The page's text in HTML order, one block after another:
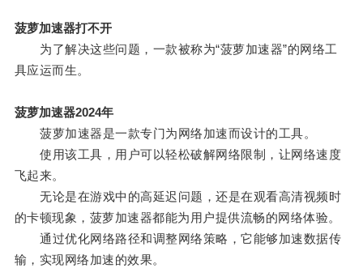
菠萝加速器打不开
为了解决这些问题，一款被称为“菠萝加速器”的网络工
具应运而生。
菠萝加速器2024年
菠萝加速器是一款专门为网络加速而设计的工具。
使用该工具，用户可以轻松破解网络限制，让网络速度
飞起来。
无论是在游戏中的高延迟问题，还是在观看高清视频时
的卡顿现象，菠萝加速器都能为用户提供流畅的网络体验。
通过优化网络路径和调整网络策略，它能够加速数据传
输，实现网络加速的效果。